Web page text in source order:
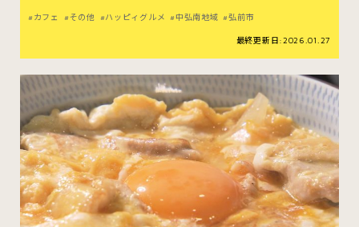
すべてのエリアをみる
ホーム
お問い合わせ
公式Instagram
公式X
カフェ その他 ハッピィグルメ 中弘南地域 弘前市
最終更新日:2026.01.27